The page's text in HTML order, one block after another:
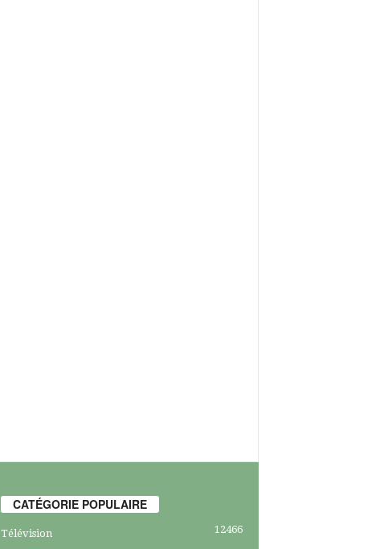
CATÉGORIE POPULAIRE
Télévision
12466